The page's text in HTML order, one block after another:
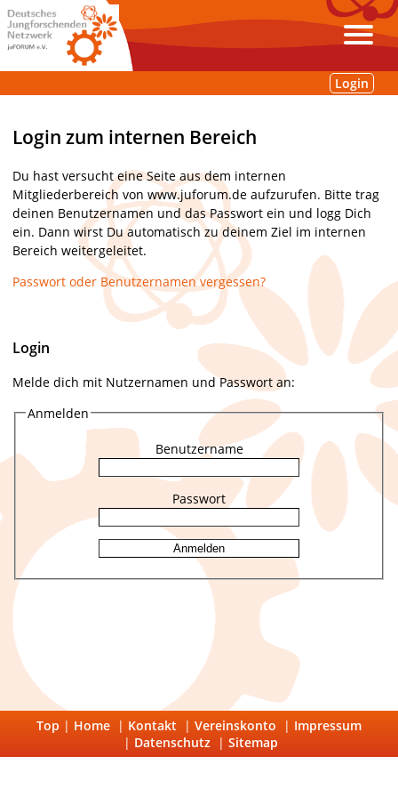
Login
Login zum internen Bereich
Du hast versucht eine Seite aus dem internen
Mitgliederbereich von www.juforum.de aufzurufen. Bitte trag
deinen Benutzernamen und das Passwort ein und logg Dich
ein. Dann wirst Du automatisch zu deinem Ziel im internen
Bereich weitergeleitet.
Passwort oder Benutzernamen vergessen?
Login
Melde dich mit Nutzernamen und Passwort an:
Anmelden
Benutzername
Passwort
Top | Home | Kontakt | Vereinskonto | Impressum
| Datenschutz | Sitemap